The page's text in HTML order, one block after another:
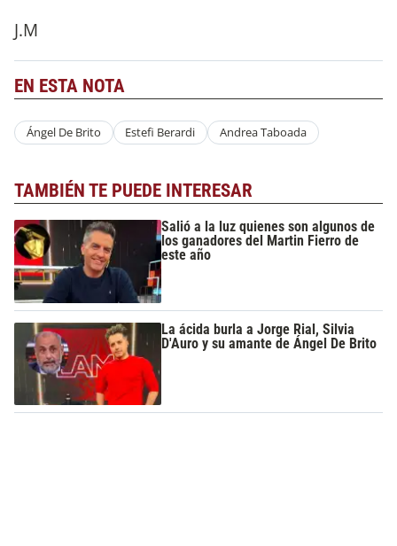
J.M
EN ESTA NOTA
Ángel De Brito Estefi Berardi Andrea Taboada
TAMBIÉN TE PUEDE INTERESAR
Salió a la luz quienes son algunos de
los ganadores del Martin Fierro de
este año
La ácida burla a Jorge Rial, Silvia
D'Auro y su amante de Ángel De Brito